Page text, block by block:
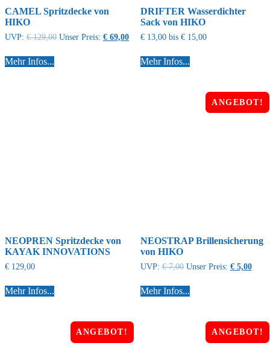
CAMEL Spritzdecke von
HIKO
UVP: €129,00 Unser Preis: € 69,00
Mehr Infos...
DRIFTER Wasserdichter
Sack von HIKO
€13,00bis €15,00
Mehr Infos...
NEOPREN Spritzdecke von
KAYAK INNOVATIONS
€ 129,00
Mehr Infos...
ANGEBOT!
NEOSTRAP Brillensicherung
von HIKO
UVP: €7,00 Unser Preis: €5,00
Mehr Infos...
ANGEBOT! ANGEBOT!